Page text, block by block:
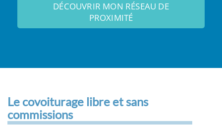
DÉCOUVRIR MON RÉSEAU DE
PROXIMITÉ
Le covoiturage libre et sans
commissions